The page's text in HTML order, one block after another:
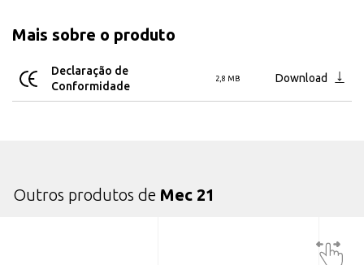
Mais sobre o produto
Declaração de
Conformidade
2,8 MB Download
Outros produtos de Mec 21